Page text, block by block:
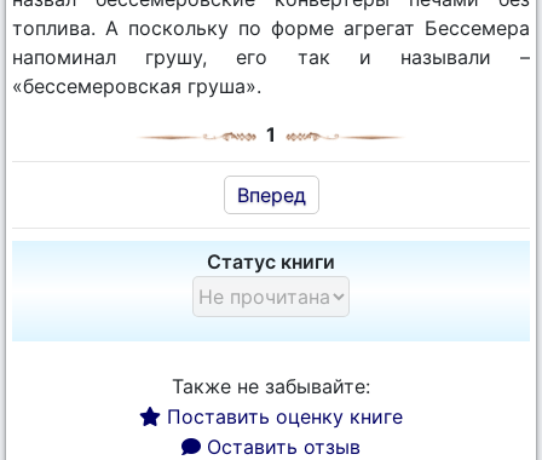
топлива. А поскольку по форме агрегат Бессемера
напоминал грушу, его так и называли –
«бессемеровская груша».
1
Вперед
Статус книги
Также не забывайте:
Поставить оценку книге
Оставить отзыв